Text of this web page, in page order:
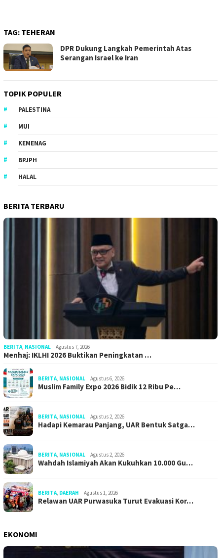
TAG: TEHERAN
DPR Dukung Langkah Pemerintah Atas
Serangan Israel ke Iran
TOPIK POPULER
PALESTINA
MUI
KEMENAG
BPJPH
HALAL
BERITA TERBARU
BERITA NASIONAL Agustus 7, 2026
Menhaj: IKLHI 2026 Buktikan Peningkatan …
BERITA NASIONAL Agustus 6, 2026
Muslim Family Expo 2026 Bidik 12 Ribu Pe…
BERITA NASIONAL Agustus 2, 2026
Hadapi Kemarau Panjang, UAR Bentuk Satga…
BERITA NASIONAL Agustus 2, 2026
Wahdah Islamiyah Akan Kukuhkan 10.000 Gu…
BERITA DAERAH Agustus 1, 2026
Relawan UAR Purwasuka Turut Evakuasi Kor…
EKONOMI